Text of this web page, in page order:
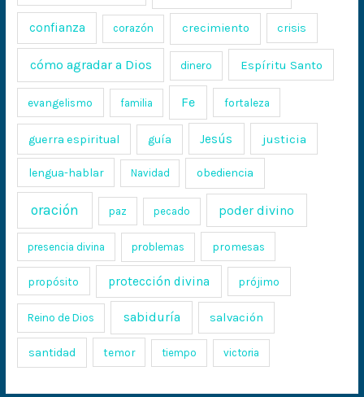
confianza corazón crecimiento crisis
cómo agradar a Dios dinero Espíritu Santo
evangelismo familia Fe fortaleza
guerra espiritual guía Jesús justicia
lengua-hablar Navidad obediencia
oración paz pecado poder divino
presencia divina problemas promesas
propósito protección divina prójimo
Reino de Dios sabiduría salvación
santidad temor tiempo victoria